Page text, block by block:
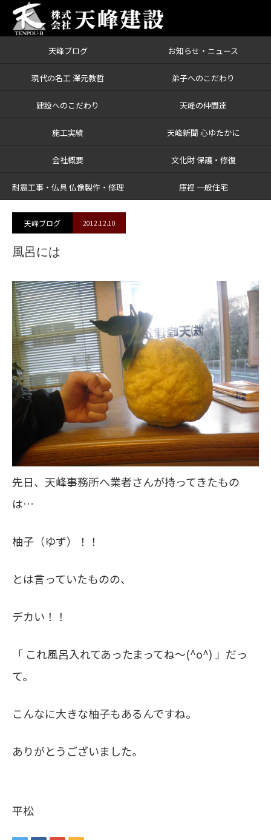
天峰ブログ お知らせ・ニュース
現代の名工 澤元教哲 弟子へのこだわり
建設へのこだわり 天峰の仲間達
施工実績 天峰新聞 心ゆたかに
会社概要 文化財 保護・修復
耐震工事・仏具 仏像製作・修理 庫裡 一般住宅
ブログ 風呂には
天峰ブログ 2012.12.10
風呂には
先日、天峰事務所へ業者さんが持ってきたもの
は…
柚子（ゆず）！！
とは言っていたものの、
デカい！！
「 これ風呂入れてあったまってね～(^o^) 」だっ
て。
こんなに大きな柚子もあるんですね。
ありがとうございました。
平松